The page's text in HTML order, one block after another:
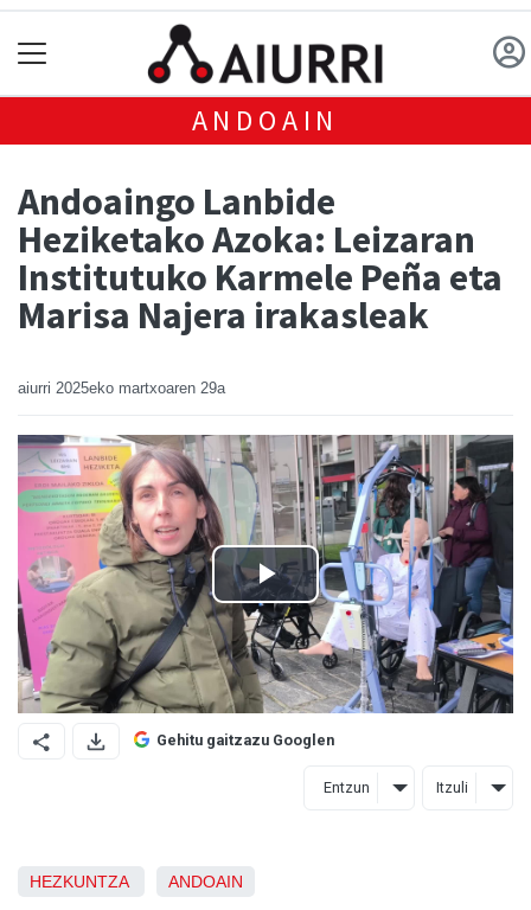
ANDOAIN
Andoaingo Lanbide
Heziketako Azoka: Leizaran
Institutuko Karmele Peña eta
Marisa Najera irakasleak
aiurri 2025eko martxoaren 29a
Gehitu gaitzazu Googlen
Entzun Itzuli
HEZKUNTZA ANDOAIN